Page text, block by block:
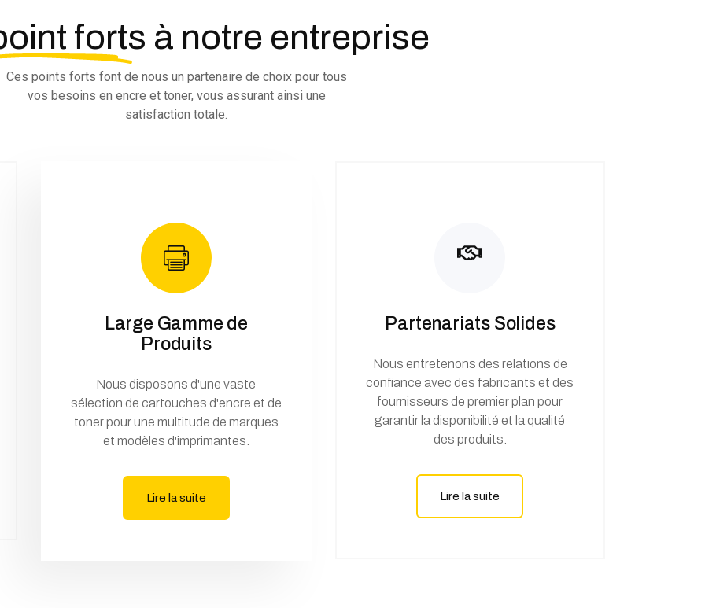
forts à notre entreprise
Ces points forts font de nous un partenaire de choix pour tous
vos besoins en encre et toner, vous assurant ainsi une
satisfaction totale.
Large Gamme de
Produits
Nous disposons d'une vaste
sélection de cartouches d'encre et de
toner pour une multitude de marques
et modèles d'imprimantes.
Lire la suite
Partenariats Solides
Nous entretenons des relations de
confiance avec des fabricants et des
fournisseurs de premier plan pour
garantir la disponibilité et la qualité
des produits.
Lire la suite